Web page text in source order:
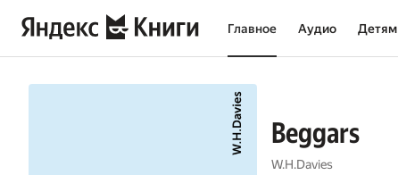
Главное Аудио Детям
Beggars
W.H.Davies